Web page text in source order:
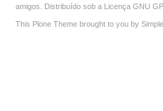
amigos. Distribuído sob a Licença GNU
This Plone Theme brought to you by